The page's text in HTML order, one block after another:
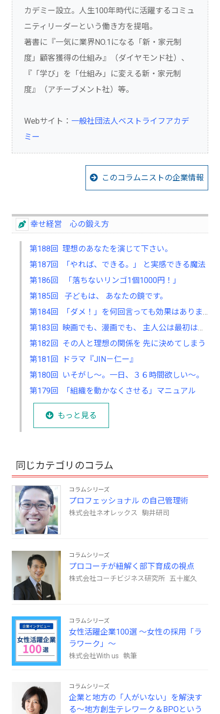
カデミー設立。人生100年時代に活躍するコミュ
ニティリーダーという働き方を提唱。
著書に『一気に業界NO.1になる「新・家元制
度」顧客獲得の仕組み』（ダイヤモンド社）、
『「学び」を「仕組み」に変える新・家元制
度』（アチーブメント社）等。
Webサイト： 一般社団法人ベストライフアカデ
ミー
このコラムニストの企業情報
幸せ経営 心の鍛え方
第188回 理想のあなたを演じて下さい。
第187回 「やれば、できる。」 と実感できる魔法
第186回 「落ちないリンゴ1個1000円！」
第185回 子どもは、 あなたの鏡です。
第184回 「ダメ！」を何回言っても効果はありません。
第183回 映画でも、漫画でも、 主人公は最初はダメで弱い奴。
第182回 その人と理想の関係を 先に決めてしまう
第181回 ドラマ『JIN－仁ー』
第180回 いそがし～。一日、３６時間欲しい～。
第179回 「組織を動かなくさせる」マニュアル
もっと見る
同じカテゴリのコラム
コラムシリーズ
プロフェッショナル の自己管理術
株式会社ネオレックス 駒井研司
コラムシリーズ
プロコーチが紐解く部下育成の視点
株式会社コーチビジネス研究所 五十嵐久
コラムシリーズ
女性活躍企業100選 ～女性の採用「ラ
ラワーク」～
株式会社With us 執筆
コラムシリーズ
企業と地方の「人がいない」を解決す
る～地方創生テレワーク＆BPOという